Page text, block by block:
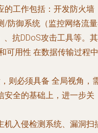
的工作包括：开发防火墙
/防御系统（监控网络流
抗DDoS攻击工具等。其
可用性 在数据传输过程中
则必须具备 全局视角 ，
安全的基础上，进一步关
机入侵检测系统、漏洞扫